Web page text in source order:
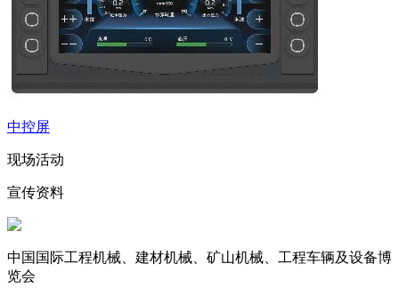
中控屏
现场活动
宣传资料
中国国际工程机械、建材机械、矿山机械、工程车辆及设备博
览会